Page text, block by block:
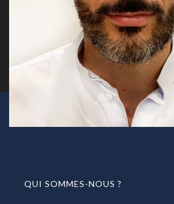
QUI SOMMES-NOUS ?